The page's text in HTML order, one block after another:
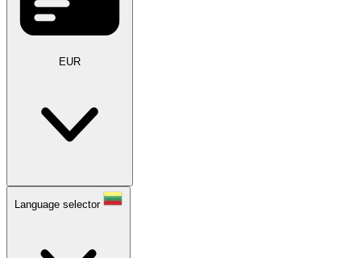
EUR
Language selector